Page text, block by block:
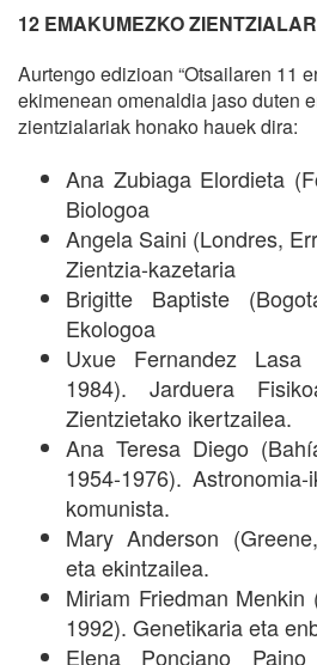
12 EMAKUMEZKO
Aurtengo edizioan “Otsailaren 11
ekimenean omenaldia jaso duten
zientzialariak honako hauek dira:
Ana Zubiaga Elordieta
Biologoa
Angela Saini (Londres,
Zientzia-kazetaria
Brigitte Baptiste
Ekologoa
Uxue Fernandez Lasa
1984). Jarduera
Zientzietako ikertzailea.
Ana Teresa Diego
1954-1976).
komunista.
Mary Anderson
eta ekintzailea.
Miriam Friedman
1992). Genetikaria eta
Elena Ponciano